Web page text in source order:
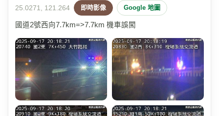
25.0271, 121.264
即時影像 Google 地圖
國道2號西向7.7km=>7.7km 機車誤闖